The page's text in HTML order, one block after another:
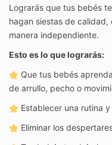
Lograrás que tus bebés
hagan siestas de calidad,
manera independiente.
Esto es lo que lograrás:
Que tus bebés
de arrullo, pecho o
Establecer una rutina
Eliminar los